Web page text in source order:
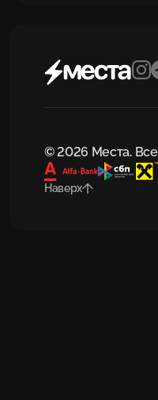
© 2026 Места.
Наверх